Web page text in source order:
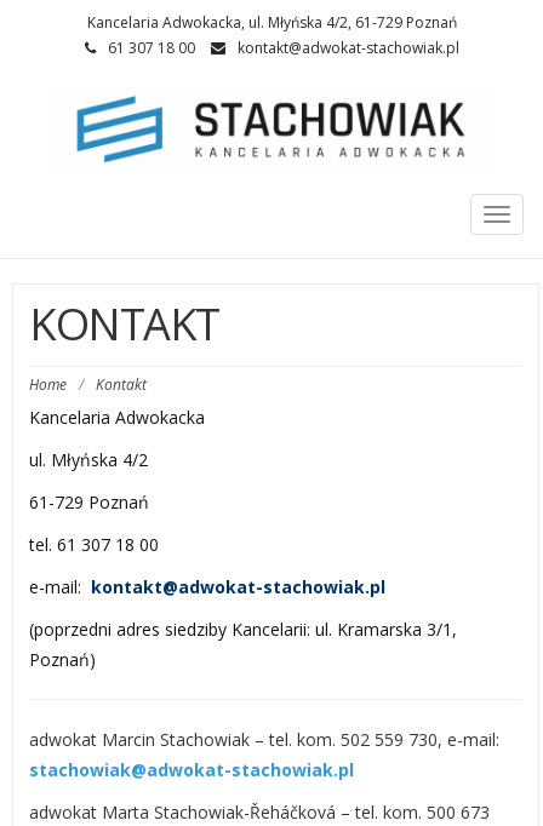
Kancelaria Adwokacka, ul. Młyńska 4/2, 61-729 Poznań
61 307 18 00
kontakt@adwokat-stachowiak.pl
KONTAKT
Home / Kontakt
Kancelaria Adwokacka
ul. Młyńska 4/2
61-729 Poznań
tel. 61 307 18 00
e-mail: kontakt@adwokat-stachowiak.pl
(poprzedni adres siedziby Kancelarii: ul. Kramarska 3/1,
Poznań)
adwokat Marcin Stachowiak – tel. kom. 502 559 730, e-mail:
stachowiak@adwokat-stachowiak.pl
adwokat Marta Stachowiak-Řeháčková – tel. kom. 500 673